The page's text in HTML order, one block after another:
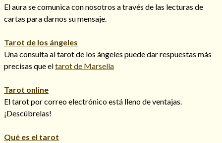
Endulzamiento
El aura se comunica con nosotros a través de las lecturas de
cartas para darnos su mensaje.
Tarot de los ángeles
Una consulta al tarot de los ángeles puede dar respuestas más
precisas que eltarot de Marsella
Tarot online
El tarot por correo electrónico está lleno de ventajas.
¡Descúbrelas!
Qué es el tarot